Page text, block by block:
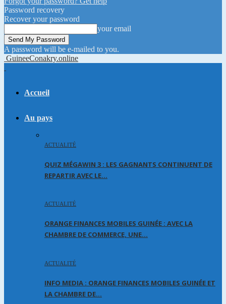
Password recovery
Recover your password
your email
A password will be e-mailed to you.
GuineeConakry.online
Accueil
Au pays
ACTUALITÉ
QUIZ MÉGAWIN 3 : LES GAGNANTS CONTINUENT DE
REPARTIR AVEC LE…
ACTUALITÉ
ORANGE FINANCES MOBILES GUINÉE : AVEC LA
CHAMBRE DE COMMERCE, UNE…
ACTUALITÉ
INFO MEDIA : ORANGE FINANCES MOBILES GUINÉE ET
LA CHAMBRE DE…